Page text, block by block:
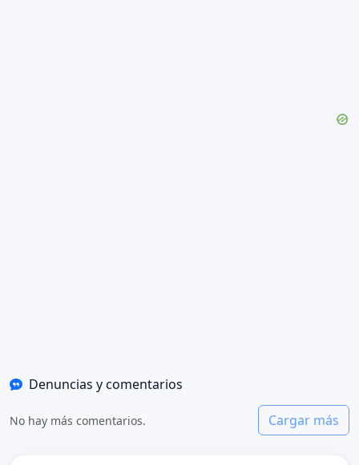
Denuncias y comentarios
No hay más comentarios. Cargar más